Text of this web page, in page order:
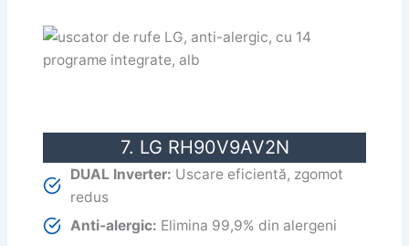
7. LG RH90V9AV2N
DUAL Inverter: Uscare eficientă, zgomot
redus
Anti-alergic: Elimina 99,9% din alergeni